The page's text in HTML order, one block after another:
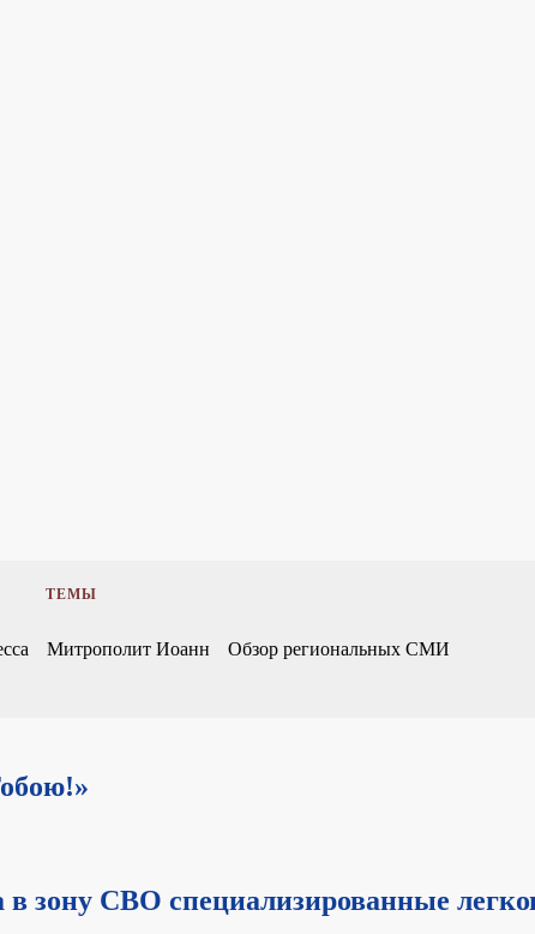
ТЕМЫ
Митрополит Иоанн Обзор региональных СМИ
в зону СВО специализированные